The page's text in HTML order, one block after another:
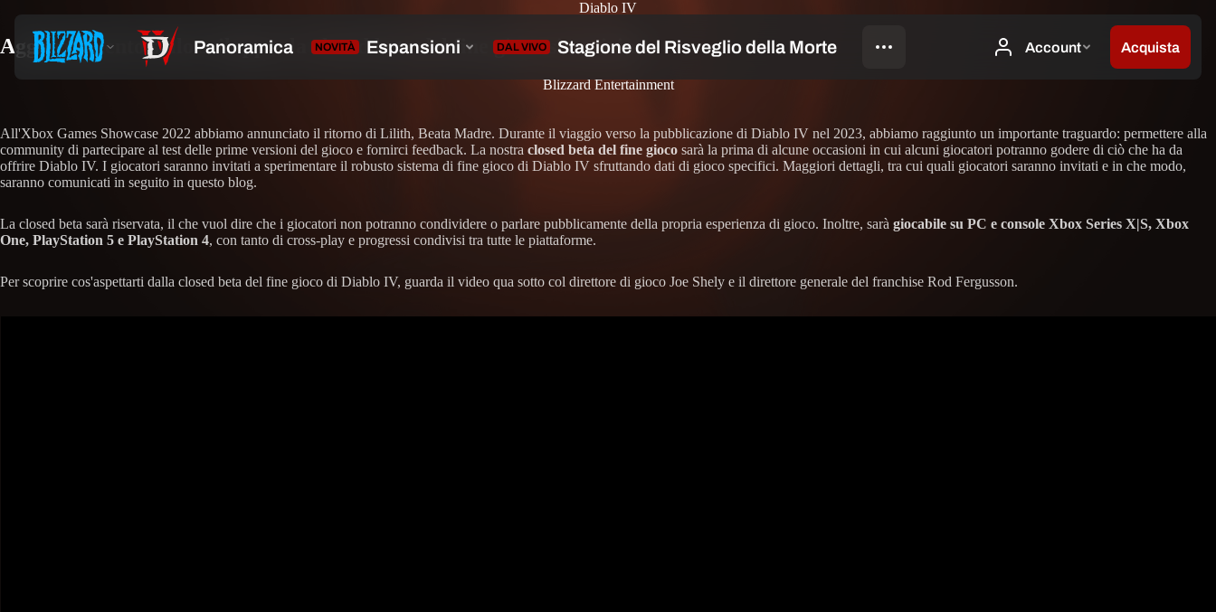
Diablo IV
Aggiornamento sullo sviluppo: la closed beta del fine gioco si avvicina
Blizzard Entertainment
All'Xbox Games Showcase 2022 abbiamo annunciato il ritorno di Lilith, Beata Madre. Durante il viaggio verso la pubblicazione di Diablo IV nel 2023, abbiamo raggiunto un importante traguardo: permettere alla
community di partecipare al test delle prime versioni del gioco e fornirci feedback. La nostra closed beta del fine gioco sarà la prima di alcune occasioni in cui alcuni giocatori potranno godere di ciò che ha da
offrire Diablo IV. I giocatori saranno invitati a sperimentare il robusto sistema di fine gioco di Diablo IV sfruttando dati di gioco specifici. Maggiori dettagli, tra cui quali giocatori saranno invitati e in che modo,
saranno comunicati in seguito in questo blog.
La closed beta sarà riservata, il che vuol dire che i giocatori non potranno condividere o parlare pubblicamente della propria esperienza di gioco. Inoltre, sarà giocabile su PC e console Xbox Series X|S, Xbox
One, PlayStation 5 e PlayStation 4, con tanto di cross-play e progressi condivisi tra tutte le piattaforme.
Per scoprire cos'aspettarti dalla closed beta del fine gioco di Diablo IV, guarda il video qua sotto col direttore di gioco Joe Shely e il direttore generale del franchise Rod Fergusson.